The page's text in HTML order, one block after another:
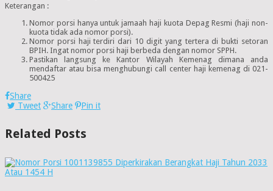
Keterangan :
Nomor porsi hanya untuk jamaah haji kuota Depag Resmi (haji non-
kuota tidak ada nomor porsi).
Nomor porsi haji terdiri dari 10 digit yang tertera di bukti setoran
BPIH. Ingat nomor porsi haji berbeda dengan nomor SPPH.
Pastikan langsung ke Kantor Wilayah Kemenag dimana anda
mendaftar atau bisa menghubungi call center haji kemenag di 021-
500425
Share
Tweet
Share Pin it
Related Posts